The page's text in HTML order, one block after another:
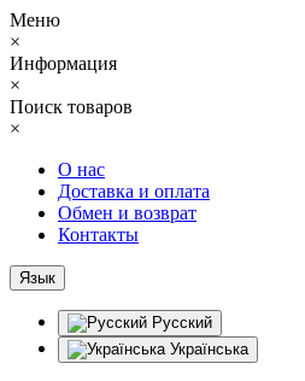
Меню
×
Информация
×
Поиск товаров
×
О нас
Доставка и оплата
Обмен и возврат
Контакты
Язык
Русский
Українська